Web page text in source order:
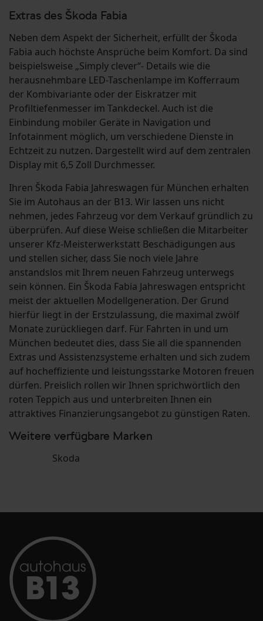
Extras des Škoda Fabia
Neben dem Aspekt der Sicherheit, erfüllt der Škoda
Fabia auch höchste Ansprüche beim Komfort. Da sind
beispielsweise „Simply clever“- Details wie die
herausnehmbare LED-Taschenlampe im Kofferraum
der Kombivariante oder der Eiskratzer mit
Profiltiefenmesser im Tankdeckel. Auch ist die
Einbindung mobiler Geräte in Navigation und
Infotainment möglich, um verschiedene Dienste in
Echtzeit zu nutzen. Dargestellt wird auf dem zentralen
Display mit 6,5 Zoll Durchmesser.
Ihren Škoda Fabia Jahreswagen für München erhalten
Sie im Autohaus an der B13. Wir lassen uns nicht
nehmen, jedes Fahrzeug vor dem Verkauf gründlich zu
überprüfen. Auf diese Weise schließen die Mitarbeiter
unserer Kfz-Meisterwerkstatt Beschädigungen aus
und stellen sicher, dass Sie noch viele Jahre
anstandslos mit Ihrem neuen Fahrzeug unterwegs
sein können. Ein Škoda Fabia Jahreswagen entspricht
meist der aktuellen Modellgeneration. Der Grund
hierfür liegt in der Erstzulassung, die maximal zwölf
Monate zurückliegen darf. Für Fahrten in und um
München bedeutet dies, dass Sie all die spannenden
Extras und Assistenzsysteme erhalten und sich zudem
auf hocheffiziente und leistungsstarke Motoren freuen
dürfen. Preislich rollen wir Ihnen sprichwörtlich den
roten Teppich aus und unterbreiten Ihnen ein
attraktives Finanzierungsangebot zu günstigen Raten.
Weitere verfügbare Marken
Skoda